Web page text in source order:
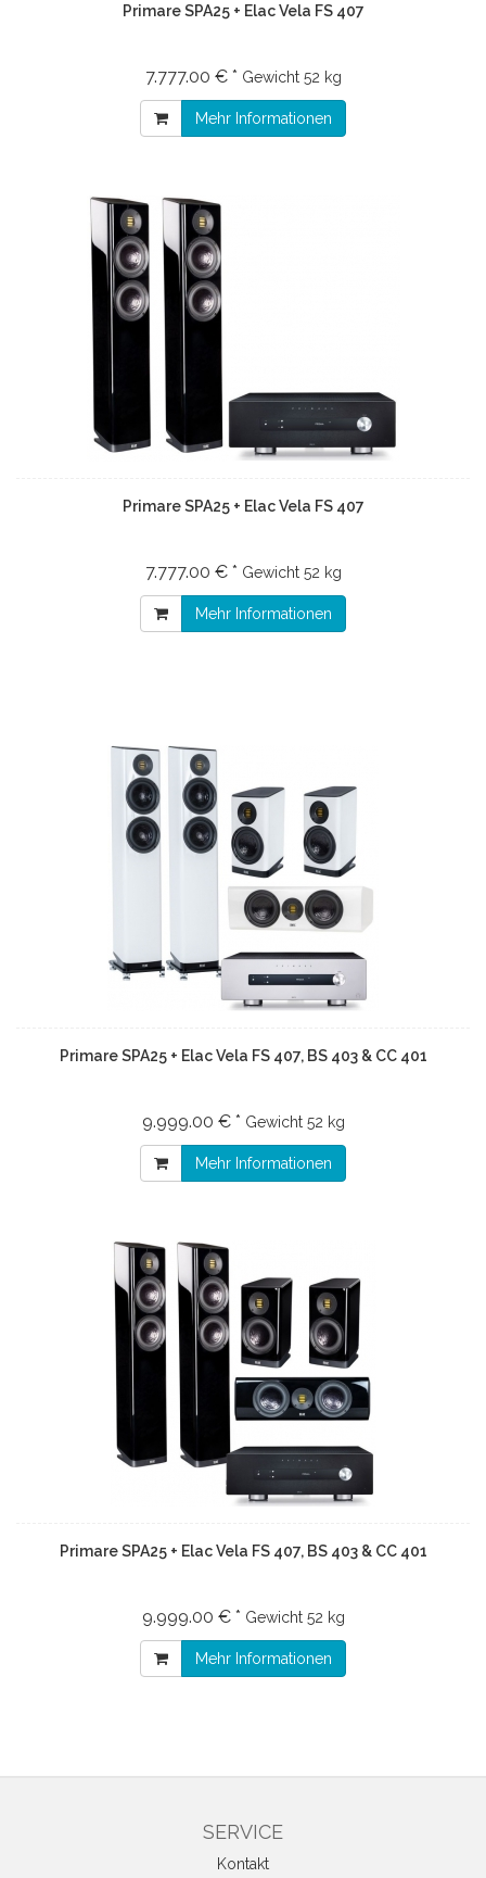
Primare SPA25 + Elac Vela FS 407
7.777.00 € * Gewicht 52 kg
Mehr Informationen
Primare SPA25 + Elac Vela FS 407
7.777.00 € * Gewicht 52 kg
Mehr Informationen
Primare SPA25 + Elac Vela FS 407, BS 403 & CC 401
9.999.00 € * Gewicht 52 kg
Mehr Informationen
Primare SPA25 + Elac Vela FS 407, BS 403 & CC 401
9.999.00 € * Gewicht 52 kg
Mehr Informationen
SERVICE
Kontakt